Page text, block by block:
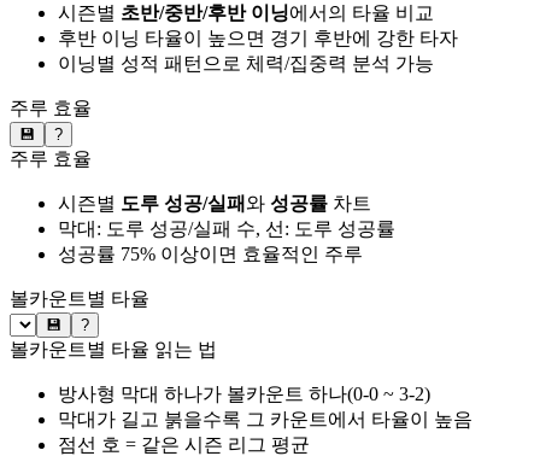
시즌별 초반/중반/후반 이닝에서의 타율 비교
후반 이닝 타율이 높으면 경기 후반에 강한 타자
이닝별 성적 패턴으로 체력/집중력 분석 가능
주루 효율
💾 ?
주루 효율
시즌별 도루 성공/실패와 성공률 차트
막대: 도루 성공/실패 수, 선: 도루 성공률
성공률 75% 이상이면 효율적인 주루
볼카운트별 타율
💾 ?
볼카운트별 타율 읽는 법
방사형 막대 하나가 볼카운트 하나(0-0 ~ 3-2)
막대가 길고 붉을수록 그 카운트에서 타율이 높음
점선 호 = 같은 시즌 리그 평균